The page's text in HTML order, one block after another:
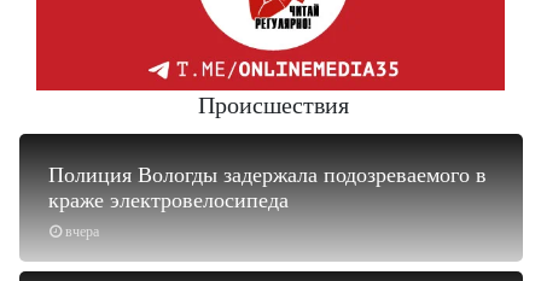
Происшествия
вчера
Полиция Вологды задержала подозреваемого в
краже электровелосипеда